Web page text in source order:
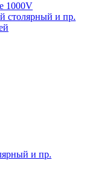
1000V
столярный и пр.
и пр.